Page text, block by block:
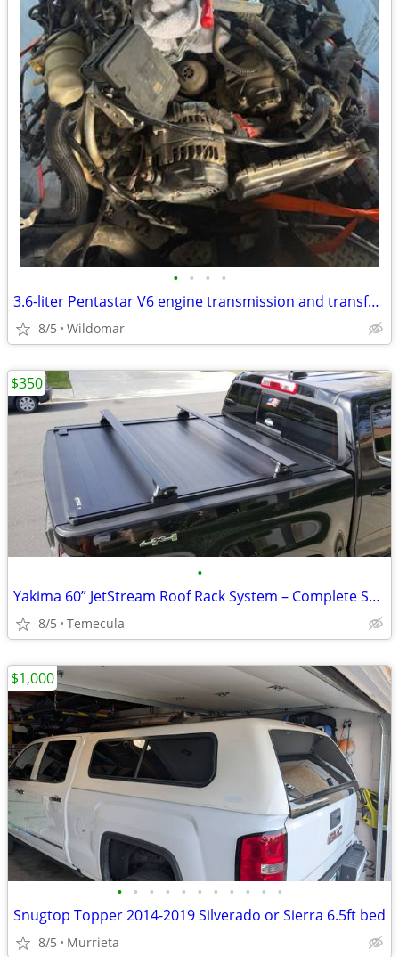
• • • •
3.6-liter Pentastar V6 engine transmission and transfercase
8/5 Wildomar
•
Yakima 60” JetStream Roof Rack System – Complete Setup
8/5 Temecula
$350
• • • • • • • • • • •
Snugtop Topper 2014-2019 Silverado or Sierra 6.5ft bed
8/5 Murrieta
$1,000